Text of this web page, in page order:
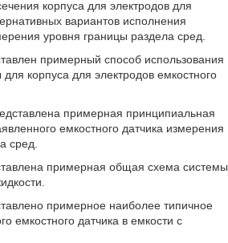
корпуса для электродов для
вариантов исполнения
уровня границы раздела сред.
примерный способ использования
корпуса для электродов емкостного
примерная принципиальная
емкостного датчика измерения
сред.
примерная общая схема системы
примерное наиболее типичное
емкостного датчика в емкости с